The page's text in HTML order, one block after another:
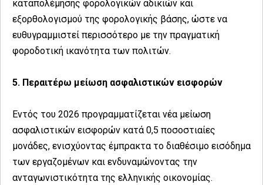
καταπολέμησης φορολογικών αδικιών και
εξορθολογισμού της φορολογικής βάσης, ώστε να
ευθυγραμμιστεί περισσότερο με την πραγματική
φοροδοτική ικανότητα των πολιτών.
5. Περαιτέρω μείωση ασφαλιστικών εισφορών
Εντός του 2026 προγραμματίζεται νέα μείωση
ασφαλιστικών εισφορών κατά 0,5 ποσοστιαίες
μονάδες, ενισχύοντας έμπρακτα το διαθέσιμο εισόδημα
των εργαζομένων και ενδυναμώνοντας την
ανταγωνιστικότητα της ελληνικής οικονομίας.